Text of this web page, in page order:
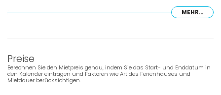
qualifiziertes Personal.Die Villa ist sehr gepflegt, Zimmer
Wohnzimmer Klimatisiert Umschlungen Villa sehr sauber. Sehr
empfehlenswert!
MEHR...
Preise
Berechnen Sie den Mietpreis genau, indem Sie das Start- und Enddatum in
den Kalender eintragen und Faktoren wie Art des Ferienhauses und
Mietdauer berücksichtigen.